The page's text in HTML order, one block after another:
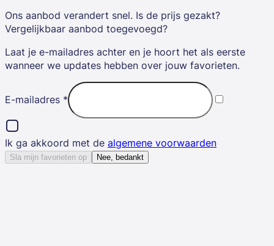
Ons aanbod verandert snel. Is de prijs gezakt?
Vergelijkbaar aanbod toegevoegd?
Laat je e-mailadres achter en je hoort het als eerste
wanneer we updates hebben over jouw favorieten.
E-mailadres *
Ik ga akkoord met de algemene voorwaarden
Sla mijn favorieten op Nee, bedankt